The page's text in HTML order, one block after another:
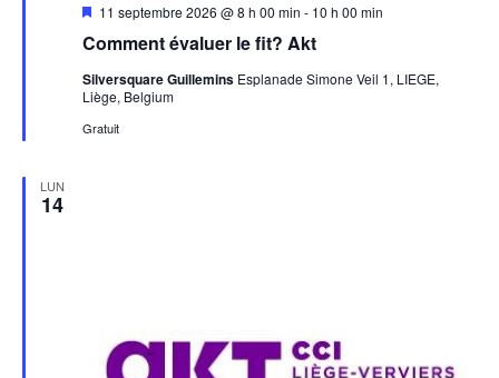
Comment évaluer le fit? Akt
Mis
avant
11 septembre 2026 @ 8 h 00 min - 10 h 00 min
Silversquare Guillemins Esplanade Simone Veil 1, LIEGE,
Liège, Belgium
Gratuit
LUN
14